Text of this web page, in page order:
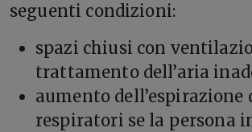
seguenti condizioni:
spazi chiusi con
trattamento dell’aria
aumento
respiratori se la persona